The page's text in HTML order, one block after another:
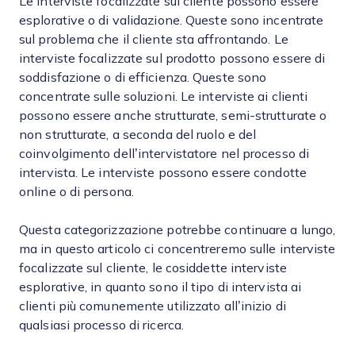
esplorative o di validazione. Queste sono incentrate
sul problema che il cliente sta affrontando. Le
interviste focalizzate sul prodotto possono essere di
soddisfazione o di efficienza. Queste sono
concentrate sulle soluzioni. Le interviste ai clienti
possono essere anche strutturate, semi-strutturate o
non strutturate, a seconda del ruolo e del
coinvolgimento dell’intervistatore nel processo di
intervista. Le interviste possono essere condotte
online o di persona.
Questa categorizzazione potrebbe continuare a lungo,
ma in questo articolo ci concentreremo sulle interviste
focalizzate sul cliente, le cosiddette interviste
esplorative, in quanto sono il tipo di intervista ai
clienti più comunemente utilizzato all’inizio di
qualsiasi processo di ricerca.